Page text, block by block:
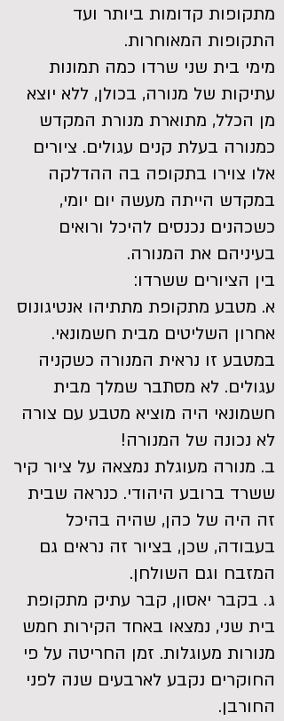
מתקופות קדומות ביותר ועד
התקופות המאוחרות.
מימי בית שני שרדו כמה תמונות
עתיקות של מנורה, בכולן, ללא יוצא
מן הכלל, מתוארת מנורת המקדש
כמנורה בעלת קנים עגולים. ציורים
אלו צוירו בתקופה בה ההדלקה
במקדש הייתה מעשה יום יומי,
כשכהנים נכנסים להיכל ורואים
בעיניהם את המנורה.
בין הציורים ששרדו:
א. מטבע מתקופת מתתיהו אנטיגונוס
אחרון השליטים מבית חשמונאי.
במטבע זו נראית המנורה כשקניה
עגולים. לא מסתבר שמלך מבית
חשמונאי היה מוציא מטבע עם צורה
לא נכונה של המנורה!
ב. מנורה מעוגלת נמצאה על ציור קיר
ששרד ברובע היהודי. כנראה שבית
זה היה של כהן, שהיה בהיכל
בעבודה, שכן, בציור זה נראים גם
המזבח וגם השולחן.
ג. בקבר יאסון, קבר עתיק מתקופת
בית שני, נמצאו באחד הקירות חמש
מנורות מעוגלות. זמן החריטה על פי
החוקרים נקבע לארבעים שנה לפני
החורבן.